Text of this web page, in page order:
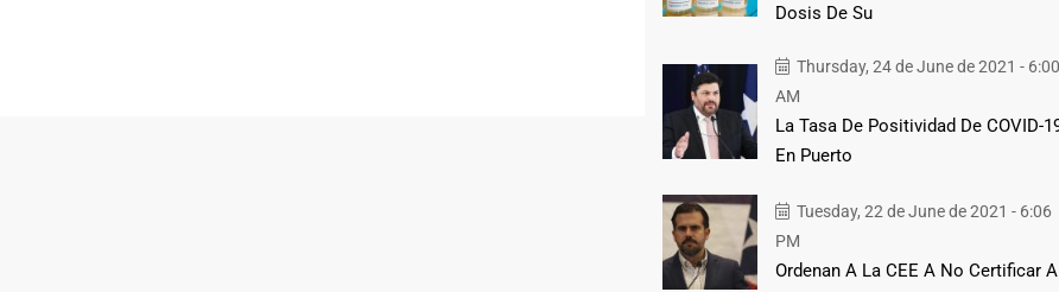
Dosis De Su
Thursday, 24 de June de 2021 - 6:00
AM
La Tasa De Positividad De COVID-
En Puerto
Tuesday, 22 de June de 2021 - 6:06
PM
Ordenan A La CEE A No Certificar A